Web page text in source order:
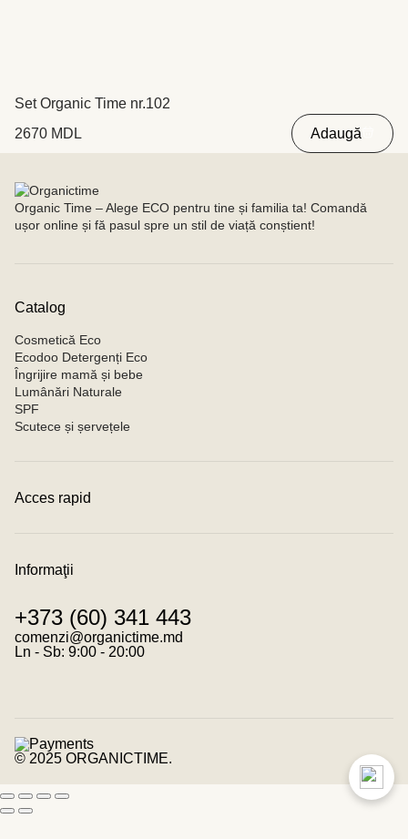
Set Organic Time nr.102
2670 MDL Adaugă
Organic Time – Alege ECO pentru tine și familia ta! Comandă
ușor online și fă pasul spre un stil de viață conștient!
Catalog
Cosmetică Eco
Ecodoo Detergenți Eco
Îngrijire mamă și bebe
Lumânări Naturale
SPF
Scutece și șervețele
Acces rapid
Condiții de livrare
Program de loialitate
Informaţii
Despre cookies
Termeni și condiții
Politica de confidențialitate
+373 (60) 341 443
comenzi@organictime.md
Ln - Sb: 9:00 - 20:00
© 2025 ORGANICTIME.